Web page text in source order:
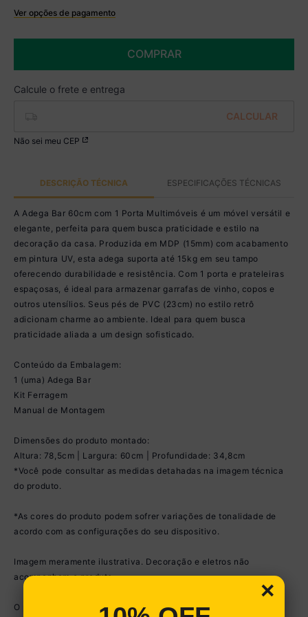
Ver opções de pagamento
R$ 284,99 à vista no BoletoCOMPRAR
Não sei meu CEP
DESCRIÇÃO TÉCNICA ESPECIFICAÇÕES TÉCNICAS
A Adega Bar 60cm com 1 Porta Multimóveis é um móvel versátil e
elegante, perfeita para quem busca praticidade e estilo na
decoração da casa. Produzida em MDP (15mm) com acabamento
em pintura UV, esta adega suporta até 15kg em seu tampo
oferecendo durabilidade e resistência. Com 1 porta e prateleiras
espaçosas, é ideal para armazenar garrafas de vinho, copos e
outros utensílios. Seus pés de PVC (23cm) no estilo retrô
adicionam charme ao ambiente. Ideal para quem busca
praticidade aliada a um design sofisticado.
Conteúdo da Embalagem:
1 (uma) Adega Bar
Kit Ferragem
Manual de Montagem
Dimensões do produto montado:
Altura: 78,5cm | Largura: 60cm | Profundidade: 34,8cm
*Você pode consultar as medidas detahadas na imagem técnica
do produto.
*As cores do produto podem sofrer variações de tonalidade de
acordo com as configurações do seu dispositivo.
Imagem meramente ilustrativa. Decoração e eletros não
acompanham o produto.
O produto será entregue desmontado e não disponibilizamos o
×